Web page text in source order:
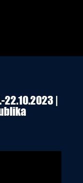
22.10.2023 |